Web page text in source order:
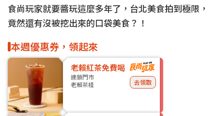
食尚玩家就要醬玩這麼多年了，台北美食拍到極限，
竟然還有沒被挖出來的口袋美食？！
本週優惠券，領起來
老賴紅茶免費喝
連鎖門市
老賴茶棧
去領取